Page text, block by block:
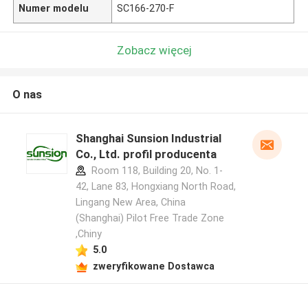
Numer modelu SC166-270-F
Zobacz więcej
O nas
Shanghai Sunsion Industrial
Co., Ltd. profil producenta
Room 118, Building 20, No. 1-
42, Lane 83, Hongxiang North Road,
Lingang New Area, China
(Shanghai) Pilot Free Trade Zone
,Chiny
5.0
zweryfikowane Dostawca